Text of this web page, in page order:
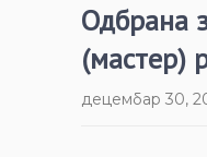
Одбрана
(мастер)
децембар 30,